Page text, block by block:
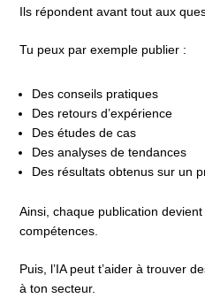
Ils répondent avant tout aux
Tu peux par exemple publier :
Des conseils pratiques
Des retours d’expérience
Des études de cas
Des analyses de tendances
Des résultats obtenus sur un
Ainsi, chaque publication
compétences.
Puis, l’IA peut t’aider à trouver
à ton secteur.